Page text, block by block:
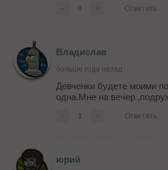
0 Ответить
Владислав
больше года назад
Девченки будете моими
одна.Мне на вечер
1 Ответить
юрий